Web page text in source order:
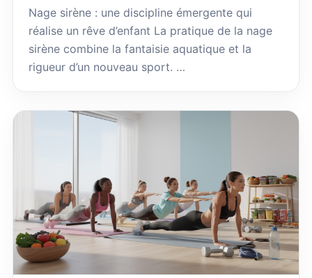
Nage sirène : une discipline émergente qui
réalise un rêve d’enfant La pratique de la nage
sirène combine la fantaisie aquatique et la
rigueur d’un nouveau sport. …